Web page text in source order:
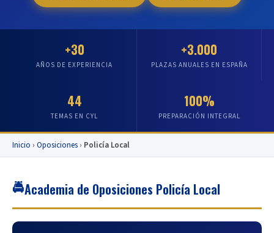
+30
AÑOS DE EXPERIENCIA
+3.000
PLAZAS ANUALES EN ESPAÑA
44
TEMAS EN CYL
100%
PREPARACIÓN INTEGRAL
Inicio › Oposiciones › Policía Local
🚔Academia de Oposiciones Policía Local